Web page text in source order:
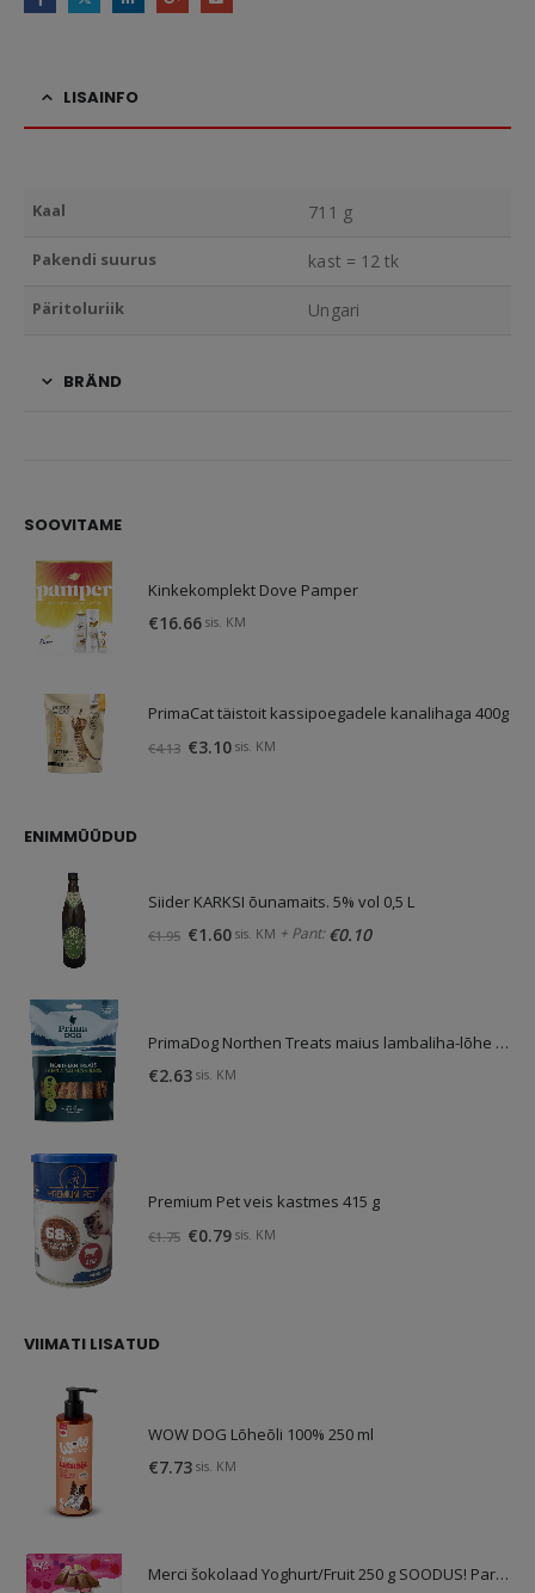
LISAINFO
Kaal 711 g
Pakendi suurus kast = 12 tk
Päritoluriik Ungari
BRÄND
SOOVITAME
Kinkekomplekt Dove Pamper
€16.66 sis. KM
PrimaCat täistoit kassipoegadele kanalihaga 400g
€4.13 Algne
€3.10Praegune
sis. KM
ENIMMÜÜDUD
Siider KARKSI õunamaits. 5% vol 0,5 L
€1.95 Algne
€1.60Praegune
sis. KM + Pant:€0.10
PrimaDog Northen Treats maius lambaliha-lõhe 80g
€2.63 sis. KM
Premium Pet veis kastmes 415 g
€1.75 Algne
€0.79Praegune
sis. KM
VIIMATI LISATUD
WOW DOG Lõheõli 100% 250 ml
€7.73 sis. KM
Merci šokolaad Yoghurt/Fruit 250 g SOODUS! Parim enne: 01.10.26